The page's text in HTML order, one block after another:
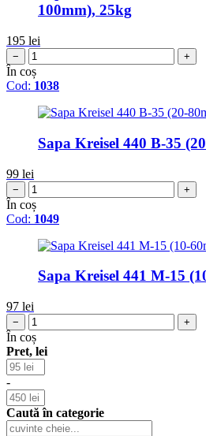
100mm), 25kg
195 lei
− +
În coș
Cod: 1038
Sapa Kreisel 440 B-35
99 lei
− +
În coș
Cod: 1049
Sapa Kreisel 441 M-15
97 lei
− +
În coș
Pret, lei
-
Caută în categorie